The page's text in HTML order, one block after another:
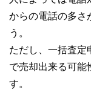
からの電話の多さ
う。
ただし、一括査定
で売却出来る可能
す。